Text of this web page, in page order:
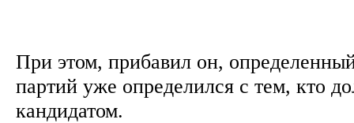
При этом, прибавил он,
партий уже определился с тем, кто
кандидатом.